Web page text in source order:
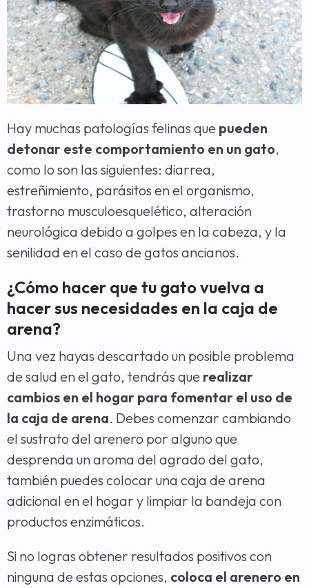
Hay muchas patologías felinas que pueden
detonar este comportamiento en un gato,
como lo son las siguientes: diarrea,
estreñimiento, parásitos en el organismo,
trastorno musculoesquelético, alteración
neurológica debido a golpes en la cabeza, y la
senilidad en el caso de gatos ancianos.
¿Cómo hacer que tu gato vuelva a
hacer sus necesidades en la caja de
arena?
Una vez hayas descartado un posible problema
de salud en el gato, tendrás que realizar
cambios en el hogar para fomentar el uso de
la caja de arena. Debes comenzar cambiando
el sustrato del arenero por alguno que
desprenda un aroma del agrado del gato,
también puedes colocar una caja de arena
adicional en el hogar y limpiar la bandeja con
productos enzimáticos.
Si no logras obtener resultados positivos con
ninguna de estas opciones, coloca el arenero en